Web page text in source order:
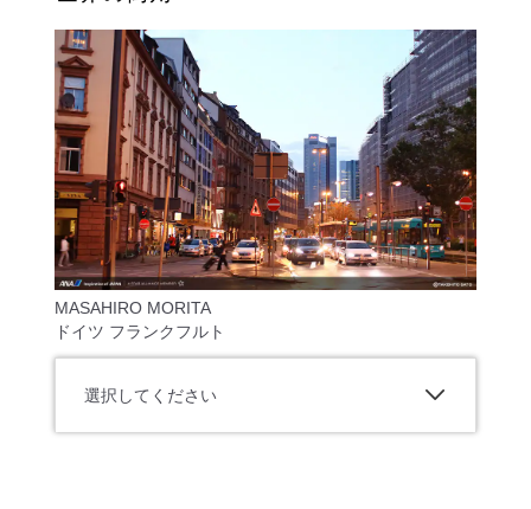
MASAHIRO MORITA
ドイツ フランクフルト
選択してください